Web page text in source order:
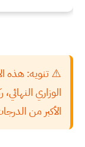
⚠️تنويه:هذه
الوزاري
الأكبر من